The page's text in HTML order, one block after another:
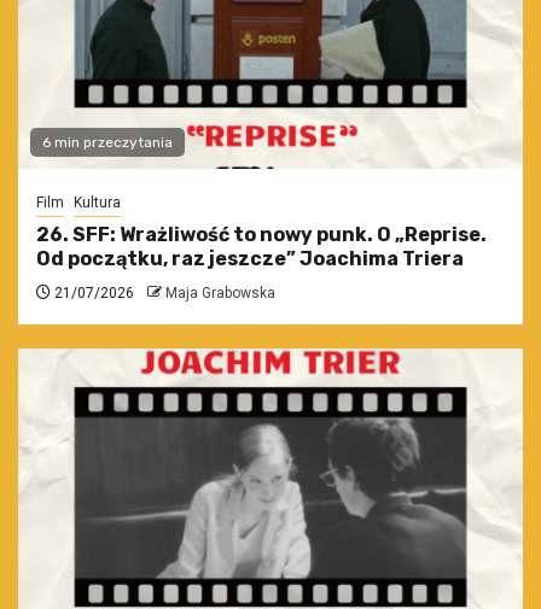
6 min przeczytania
Film Kultura
26. SFF: Wrażliwość to nowy punk. O „Reprise.
Od początku, raz jeszcze” Joachima Triera
21/07/2026 Maja Grabowska